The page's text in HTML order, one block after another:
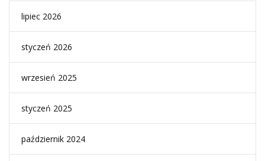
lipiec 2026
styczeń 2026
wrzesień 2025
styczeń 2025
październik 2024